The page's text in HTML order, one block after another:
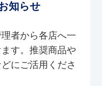
知らせ
者から各店へ一
す。推奨商品や
にご活用くださ